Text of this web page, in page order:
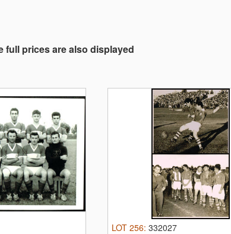
full prices are also displayed
LOT 256: 332027